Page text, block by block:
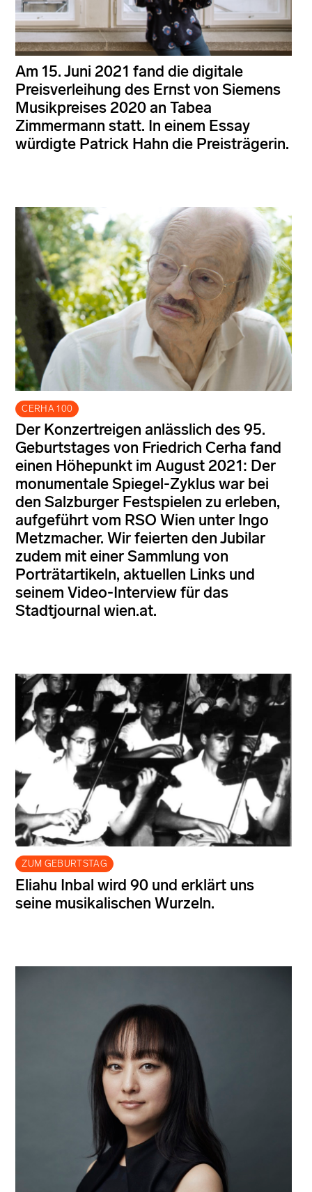
Am 15. Juni 2021 fand die digitale
Preisverleihung des Ernst von Siemens
Musikpreises 2020 an Tabea
Zimmermann statt. In einem Essay
würdigte Patrick Hahn die Preisträgerin.
CERHA 100
Der Konzertreigen anlässlich des 95.
Geburtstages von Friedrich Cerha fand
einen Höhepunkt im August 2021: Der
monumentale Spiegel-Zyklus war bei
den Salzburger Festspielen zu erleben,
aufgeführt vom RSO Wien unter Ingo
Metzmacher. Wir feierten den Jubilar
zudem mit einer Sammlung von
Porträtartikeln, aktuellen Links und
seinem Video-Interview für das
Stadtjournal wien.at.
ZUM GEBURTSTAG
Eliahu Inbal wird 90 und erklärt uns
seine musikalischen Wurzeln.